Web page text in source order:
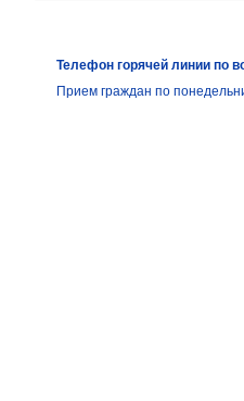
Телефон горячей линии по
Прием граждан по